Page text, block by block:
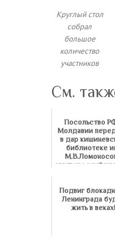
Круглый стол
собрал
большое
количество
участников
См.
Посольство
Молдавии
в дар
библиотеке
книги
Подвиг
Ленинграда
жить в веках!